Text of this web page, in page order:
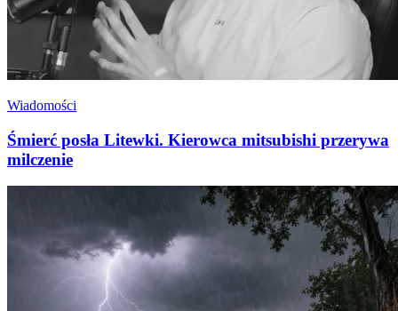
Wiadomości
Śmierć posła Litewki. Kierowca mitsubishi przerywa
milczenie